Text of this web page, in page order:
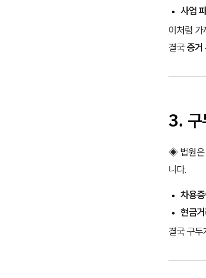
사업
이처럼
결국증거
3. 구
◈ 법원은
니다.
차용
현금
결국 구